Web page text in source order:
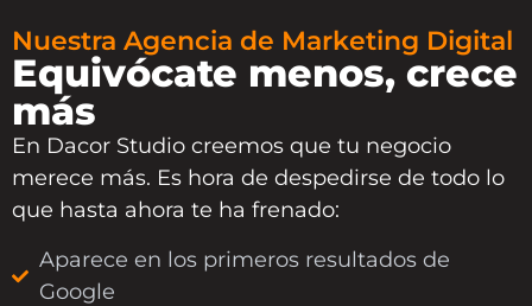
Nuestra Agencia de Marketing Digital
Equivócate menos, crece
más
En Dacor Studio creemos que tu negocio
merece más. Es hora de despedirse de todo lo
que hasta ahora te ha frenado:
Aparece en los primeros resultados de
Google